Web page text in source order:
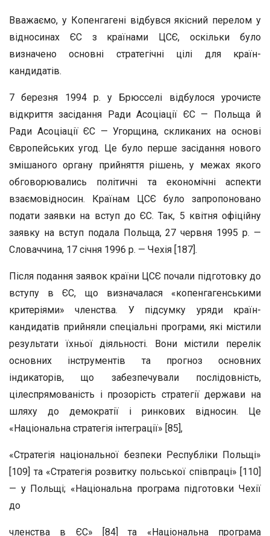
Вважаємо, у Копенгагені відбувся якісний перелом у
відносинах ЄС з країнами ЦСЄ, оскільки було
визначено основні стратегічні цілі для країн-
кандидатів.
7 березня 1994 р. у Брюсселі відбулося урочисте
відкриття засідання Ради Асоціації ЄС — Польща й
Ради Асоціації ЄС — Угорщина, скликаних на основі
Європейських угод. Це було перше засідання нового
змішаного органу прийняття рішень, у межах якого
обговорювались політичні та економічні аспекти
взаємовідносин. Країнам ЦСЄ було запропоновано
подати заявки на вступ до ЄС. Так, 5 квітня офіційну
заявку на вступ подала Польща, 27 червня 1995 р. —
Словаччина, 17 січня 1996 р. — Чехія [187].
Після подання заявок країни ЦСЄ почали підготовку до
вступу в ЄС, що визначалася «копенгагенськими
критеріями» членства. У підсумку уряди країн-
кандидатів прийняли спеціальні програми, які містили
результати їхньої діяльності. Вони містили перелік
основних інструментів та прогноз основних
індикаторів, що забезпечували послідовність,
цілеспрямованість і прозорість стратегії держави на
шляху до демократії і ринкових відносин. Це
«Національна стратегія інтеграції» [85],
«Стратегія національної безпеки Республіки Польщі»
[109] та «Стратегія розвитку польської співпраці» [110]
— у Польщі; «Національна програма підготовки Чехії
до
членства в ЄС» [84] та «Національна програма